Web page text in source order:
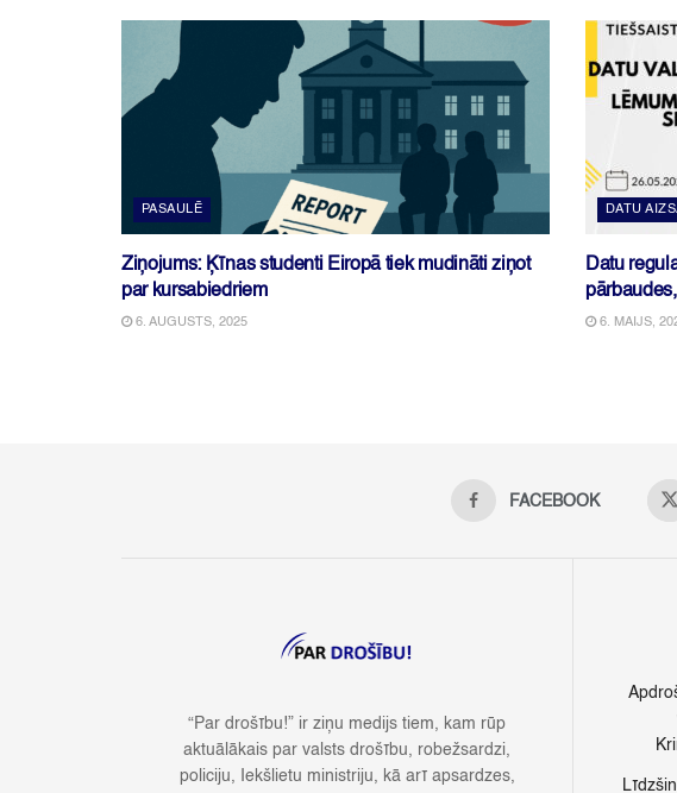
PASAULĒ
Ziņojums: Ķīnas studenti Eiropā tiek mudināti ziņot
par kursabiedriem
6. AUGUSTS, 2025
DATU
Datu
6. MAIJS,
FACEBOOK
“Par drošību!” ir ziņu medijs tiem, kam rūp
aktuālākais par valsts drošību, robežsardzi,
policiju, Iekšlietu ministriju, kā arī apsardzes,